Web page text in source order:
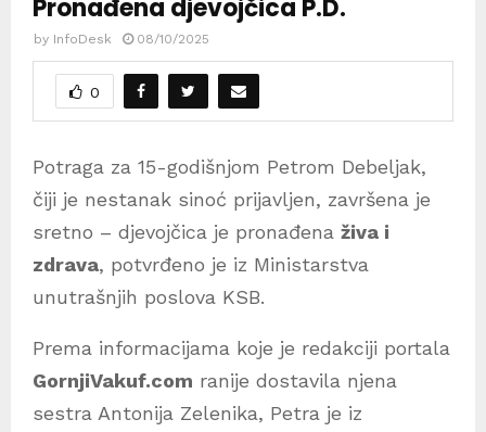
Pronađena djevojčica P.D.
by InfoDesk 08/10/2025
0
Potraga za 15-godišnjom Petrom Debeljak,
čiji je nestanak sinoć prijavljen, završena je
sretno – djevojčica je pronađena živa i
zdrava, potvrđeno je iz Ministarstva
unutrašnjih poslova KSB.
Prema informacijama koje je redakciji portala
GornjiVakuf.com ranije dostavila njena
sestra Antonija Zelenika, Petra je iz